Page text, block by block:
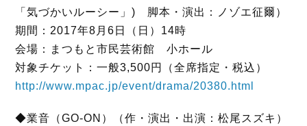
「気づかいルーシー」) 脚本・演出：ノゾエ征爾）
期間：2017年8月6日（日）14時
会場：まつもと市民芸術館 小ホール
対象チケット：一般3,500円（全席指定・税込）
http://www.mpac.jp/event/drama/20380.html
◆業音（GO-ON）（作・演出・出演：松尾スズキ）